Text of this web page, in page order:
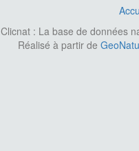
Clicnat : La base de données
Réalisé à partir de